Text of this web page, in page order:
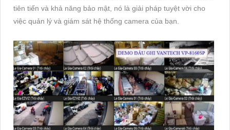
tiên tiến và khả năng bảo mật, nó là giải pháp tuyệt vời cho
việc quản lý và giám sát hệ thống camera của bạn.